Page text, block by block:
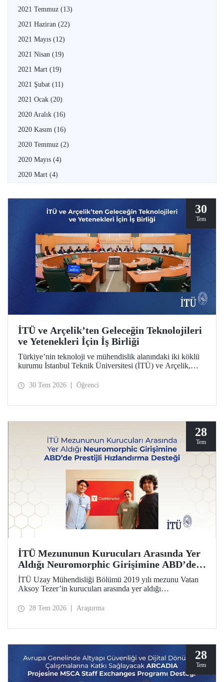
2021 Temmuz (13)
2021 Haziran (22)
2021 Mayıs (12)
2021 Nisan (19)
2021 Mart (19)
2021 Şubat (11)
2021 Ocak (20)
2020 Aralık (16)
2020 Kasım (16)
2020 Temmuz (2)
2020 Mayıs (4)
2020 Mart (4)
30
Tem
İTÜ ve Arçelik’ten Geleceğin Teknolojileri
ve Yetenekleri İçin İş Birliği
Türkiye’nin teknoloji ve mühendislik alanındaki iki köklü
kurumu İstanbul Teknik Üniversitesi (İTÜ) ve Arçelik,
imza attı. Protokol, ortak bilimsel araştırmalar ve yenilikçi
30 Tem 2026 Öğrenci
28
Tem
İTÜ Mezununun Kurucuları Arasında Yer
Aldığı Neuromorphic Girişimine ABD’de
Prestijli Hızlandırma Desteği
İTÜ Uzay Mühendisliği Bölümü 2019 yılı mezunu Vatan
Aksoy Tezer’in kurucuları arasında yer aldığı
programı Y Combinator’ın (YC) 2026 yaz dönemine kabul
28 Tem 2026 Araştırma
28
Tem